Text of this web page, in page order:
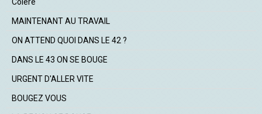
MAINTENANT AU TRAVAIL
ON ATTEND QUOI DANS LE 42 ?
DANS LE 43 ON SE BOUGE
URGENT D'ALLER VITE
BOUGEZ VOUS